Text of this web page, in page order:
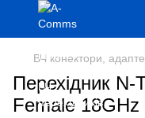
ВЧ конектори,
Перехідник
Female